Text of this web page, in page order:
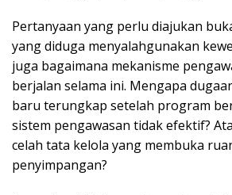
Pertanyaan yang perlu diajukan
yang diduga menyalahgunakan
juga bagaimana mekanisme
berjalan selama ini. Mengapa
baru terungkap setelah program
sistem pengawasan tidak efektif?
celah tata kelola yang membuka
penyimpangan?